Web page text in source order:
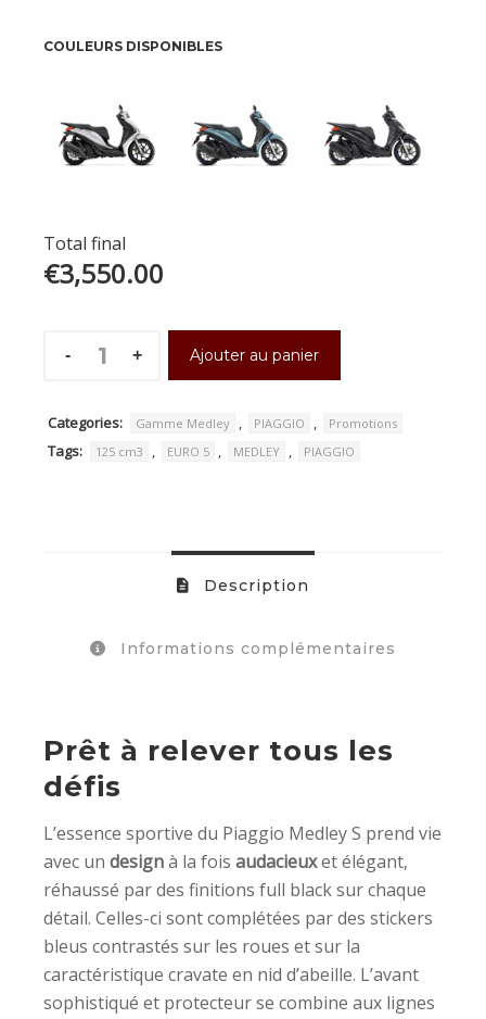
était :
COULEURS DISPONIBLES
Total final
€3,550.00
Ajouter au panier
Categories: Gamme Medley , PIAGGIO , Promotions
Tags: 125 cm3 , EURO 5 , MEDLEY , PIAGGIO
Description
Informations complémentaires
Prêt à relever tous les
défis
L’essence sportive du Piaggio Medley S prend vie
avec un designà la fois audacieuxet élégant,
réhaussé par des finitions full black sur chaque
détail. Celles-ci sont complétées par des stickers
bleus contrastés sur les roues et sur la
caractéristique cravate en nid d’abeille. L’avant
sophistiqué et protecteur se combine aux lignes